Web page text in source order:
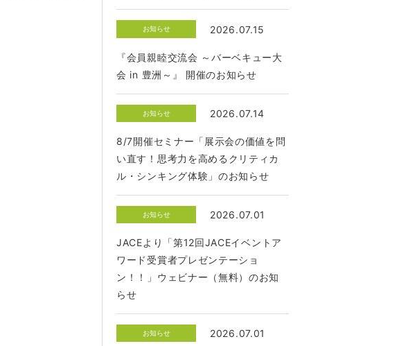
お知らせ 2026.07.15
『会員親睦交流会 ～バーベキュー大
会 in 豊洲～』 開催のお知らせ
お知らせ 2026.07.14
8/7開催セミナー「展示会の価値を問
い直す！思考力を高めるクリティカ
ル・シンキング体験」のお知らせ
お知らせ 2026.07.01
JACEより「第12回JACEイベントア
ワード受賞者プレゼンテーショ
ン！！」ウェビナー（無料）のお知
らせ
お知らせ 2026.07.01